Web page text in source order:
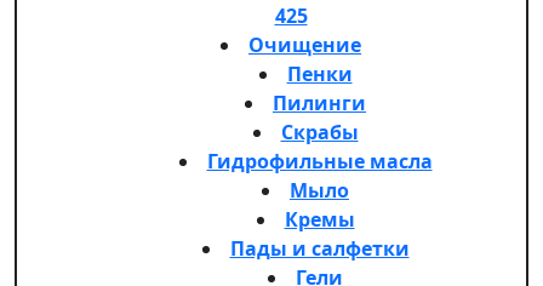
425
Очищение
Пенки
Пилинги
Скрабы
Гидрофильные масла
Мыло
Кремы
Пады и салфетки
Гели